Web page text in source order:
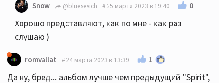
Snow @bluesevich 25 марта 2023 в 19:40 0
Хорошо представляют, как по мне - как раз
слушаю )
romvallat 24 марта 2023 в 13:39 1
Да ну, бред... альбом лучше чем предыдущий "Spirit",